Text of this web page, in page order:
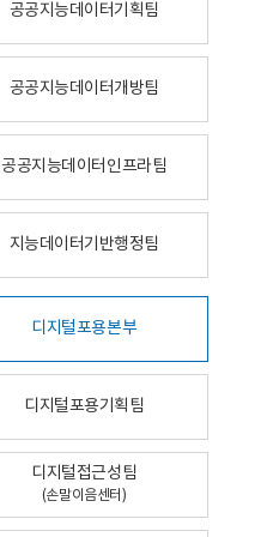
공공지능데이터기획팀
공공지능데이터개방팀
공공지능데이터인프라팀
지능데이터기반행정팀
디지털포용본부
디지털포용기획팀
디지털접근성팀
(손말이음센터)